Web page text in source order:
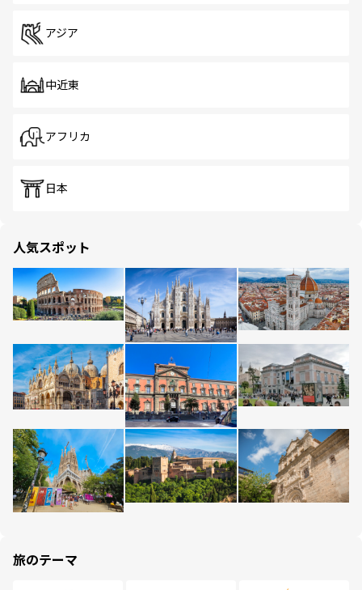
アジア
中近東
アフリカ
日本
人気スポット
旅のテーマ